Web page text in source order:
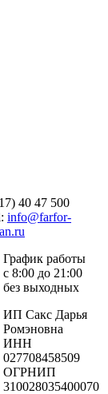
40 47 500
info@farfor-
График работы
с 8:00 до 21:00
без выходных
ИП Сакс Дарья
Ромэновна
ИНН
027708458509
ОГРНИП
310028035400070